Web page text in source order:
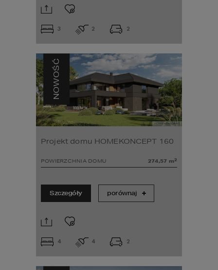
3 2 2
NOWOŚĆ
Projekt domu HOMEKONCEPT 160
POWIERZCHNIA DOMU 274,57 m2
4 4 2
Szczegóły porównaj